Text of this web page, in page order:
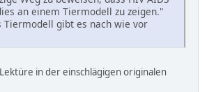
an einem Tiermodell zu zeigen."
Tiermodell gibt es nach wie vor
in der einschlägigen originalen